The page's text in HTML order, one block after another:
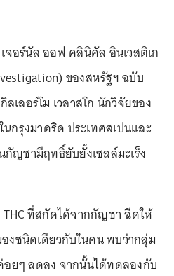
จอร์นัล ออฟ คลินิคัล อินเวสติเก
ของสหรัฐฯ ฉบับ
เลอร์โม เวลาสโก นักวิจัยของ
กรุงมาดริด ประเทศสเปนและ
ญชามีฤทธิ์ยับยั้งเซลล์มะเร็ง
ที่สกัดได้จากกัญชา ฉีดให้
งชนิดเดียวกับในคน พบว่ากลุ่ม
อยๆ ลดลง จากนั้นได้ทดลองกับ